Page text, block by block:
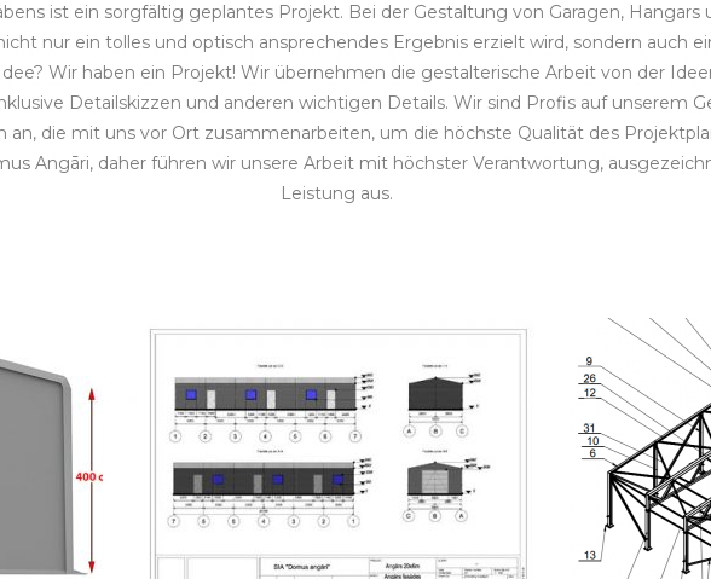
ist ein sorgfältig geplantes Projekt. Bei der Gestaltung von Garagen,
nur ein tolles und optisch ansprechendes Ergebnis erzielt wird, sondern auch
Wir haben ein Projekt! Wir übernehmen die gestalterische Arbeit von der
Detailskizzen und anderen wichtigen Details. Wir sind Profis auf unserem
an, die mit uns vor Ort zusammenarbeiten, um die höchste Qualität des
Angāri, daher führen wir unsere Arbeit mit höchster Verantwortung,
Leistung aus.